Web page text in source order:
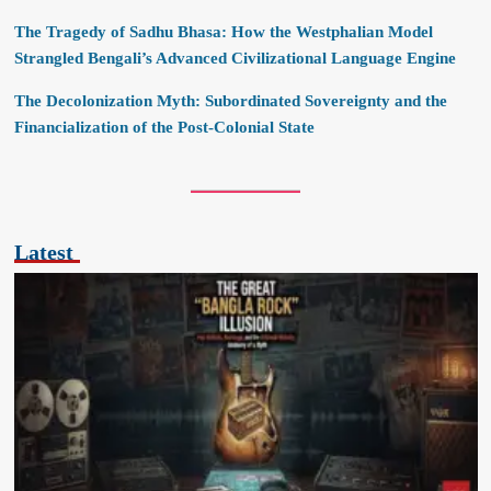
The Tragedy of Sadhu Bhasa: How the Westphalian Model
Strangled Bengali’s Advanced Civilizational Language Engine
The Decolonization Myth: Subordinated Sovereignty and the
Financialization of the Post-Colonial State
Latest